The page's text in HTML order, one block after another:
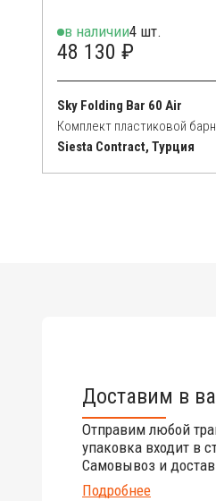
в наличии4 шт.
48 130 ₽
Sky Folding Bar 60 Air
Siesta Contract, Турция
Доставим в
Отправим любой
упаковка входит в
Самовывоз и
Подробнее